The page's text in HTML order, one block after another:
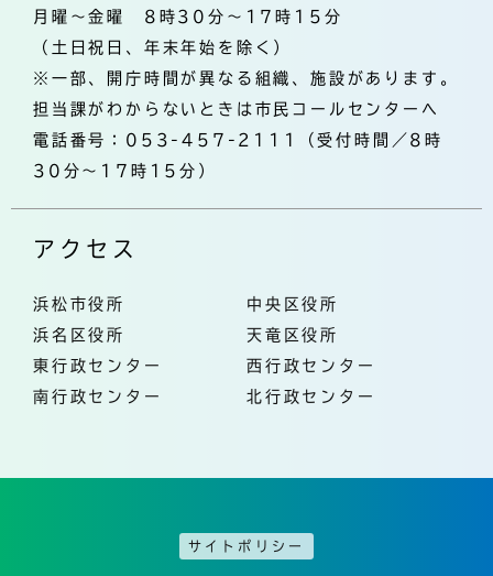
月曜～金曜 8時30分～17時15分
（土日祝日、年末年始を除く）
※一部、開庁時間が異なる組織、施設があります。
担当課がわからないときは市民コールセンターへ
電話番号：053-457-2111（受付時間／8時
30分～17時15分）
アクセス
浜松市役所
中央区役所
浜名区役所
天竜区役所
東行政センター
西行政センター
南行政センター
北行政センター
サイトポリシー